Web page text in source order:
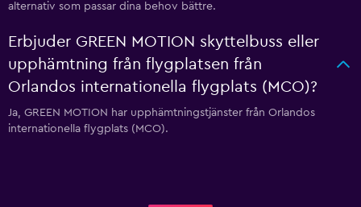
alternativ som passar dina behov bättre.
Erbjuder GREEN MOTION skyttelbuss eller
upphämtning från flygplatsen från
Orlandos internationella flygplats (MCO)?
Ja, GREEN MOTION har upphämtningstjänster från Orlandos
internationella flygplats (MCO).